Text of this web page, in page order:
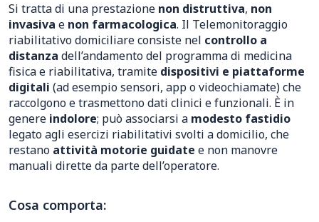
Si tratta di una prestazione non distruttiva, non
invasiva e non farmacologica. Il Telemonitoraggio
riabilitativo domiciliare consiste nel controllo a
distanza dell’andamento del programma di medicina
fisica e riabilitativa, tramite dispositivi e piattaforme
digitali (ad esempio sensori, app o videochiamate) che
raccolgono e trasmettono dati clinici e funzionali. È in
genere indolore; può associarsi a modesto fastidio
legato agli esercizi riabilitativi svolti a domicilio, che
restano attività motorie guidate e non manovre
manuali dirette da parte dell’operatore.
Cosa comporta: